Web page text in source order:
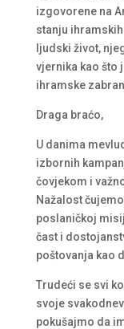
izgovorene na
stanju
ljudski život,
vjernika kao što
ihramske
Draga braćo,
U danima
izbornih
čovjekom i
Nažalost
poslaničkoj
čast i
poštovanja kao
Trudeći se svi
svoje
pokušajmo da